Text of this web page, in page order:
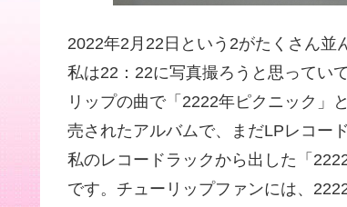
2022年2月22日という2がたくさん並
私は22：22に写真撮ろうと思ってい
リップの曲で「2222年ピクニック」
売されたアルバムで、まだLPレコー
私のレコードラックから出した「
です。チューリップファンには、